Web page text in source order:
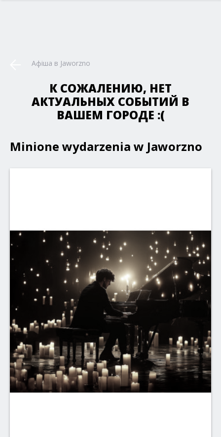
Афіша в Jaworzno
К СОЖАЛЕНИЮ, НЕТ
АКТУАЛЬНЫХ СОБЫТИЙ В
ВАШЕМ ГОРОДЕ :(
Minione wydarzenia w Jaworzno